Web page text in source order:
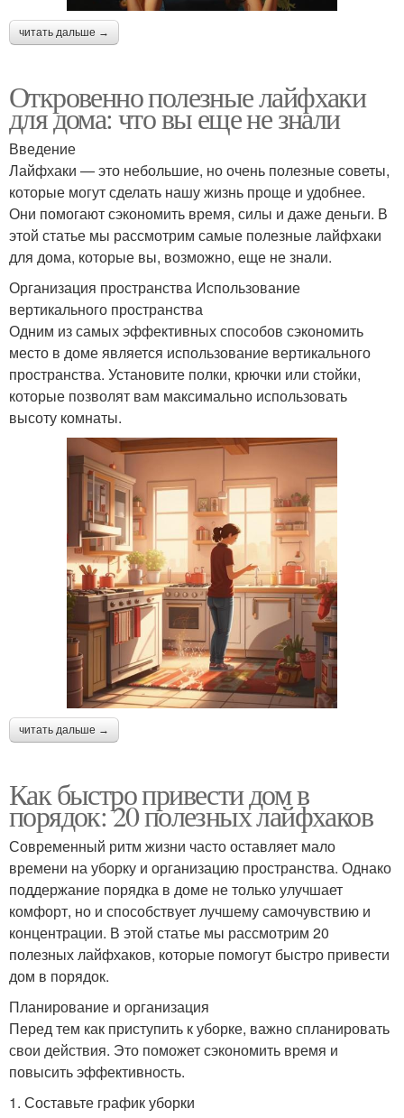
читать дальше →
Откровенно полезные лайфхаки
для дома: что вы еще не знали
Введение
Лайфхаки — это небольшие, но очень полезные советы,
которые могут сделать нашу жизнь проще и удобнее.
Они помогают сэкономить время, силы и даже деньги. В
этой статье мы рассмотрим самые полезные лайфхаки
для дома, которые вы, возможно, еще не знали.
Организация пространства Использование
вертикального пространства
Одним из самых эффективных способов сэкономить
место в доме является использование вертикального
пространства. Установите полки, крючки или стойки,
которые позволят вам максимально использовать
высоту комнаты.
читать дальше →
Как быстро привести дом в
порядок: 20 полезных лайфхаков
Современный ритм жизни часто оставляет мало
времени на уборку и организацию пространства. Однако
поддержание порядка в доме не только улучшает
комфорт, но и способствует лучшему самочувствию и
концентрации. В этой статье мы рассмотрим 20
полезных лайфхаков, которые помогут быстро привести
дом в порядок.
Планирование и организация
Перед тем как приступить к уборке, важно спланировать
свои действия. Это поможет сэкономить время и
повысить эффективность.
1. Составьте график уборки